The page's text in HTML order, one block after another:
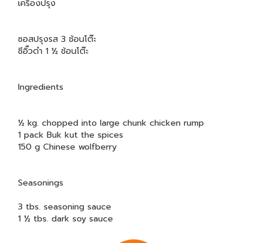
เครื่องปรุง
ซอสปรุงรส 3 ช้อนโต๊ะ
ซีอิ๊วดำ 1 ½ ช้อนโต๊ะ
Ingredients
½ kg. chopped into large chunk chicken rump
1 pack Buk kut the spices
150 g Chinese wolfberry
Seasonings
3 tbs. seasoning sauce
1 ½ tbs. dark soy sauce